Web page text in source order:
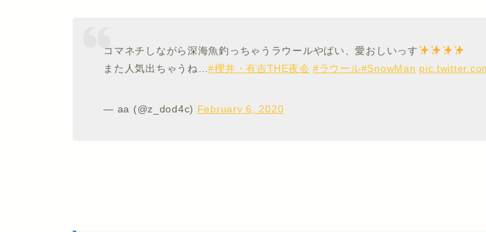
コマネチしながら深海魚釣っちゃうラウールやばい、愛おしいっす
また人気出ちゃうね…#櫻井・有吉THE夜会 #ラウール#SnowMan
— aa (@z_dod4c) February 6, 2020